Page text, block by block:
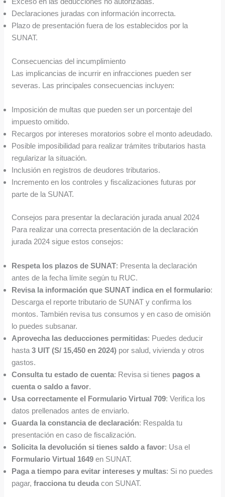
Declaraciones juradas con información incorrecta.
Plazo de presentación fuera de los establecidos por la
SUNAT.
Consecuencias del incumplimiento
Las implicancias de incurrir en infracciones pueden ser
severas. Las principales consecuencias incluyen:
Imposición de multas que pueden ser un porcentaje del
impuesto omitido.
Recargos por intereses moratorios sobre el monto adeudado.
Posible imposibilidad para realizar trámites tributarios hasta
regularizar la situación.
Inclusión en registros de deudores tributarios.
Incremento en los controles y fiscalizaciones futuras por
parte de la SUNAT.
Consejos para presentar la declaración jurada anual 2024
Para realizar una correcta presentación de la declaración
jurada 2024 sigue estos consejos:
Respeta los plazos de SUNAT: Presenta la declaración
antes de la fecha límite según tu RUC.
Revisa la información que SUNAT indica en el formulario:
Descarga el reporte tributario de SUNAT y confirma los
montos. También revisa tus consumos y en caso de omisión
lo puedes subsanar.
Aprovecha las deducciones permitidas: Puedes deducir
hasta3 UIT (S/ 15,450 en 2024) por salud, vivienda y otros
gastos.
Consulta tu estado de cuenta: Revisa si tienes pagos a
cuenta o saldo a favor.
Usa correctamente el Formulario Virtual 709: Verifica los
datos prellenados antes de enviarlo.
Guarda la constancia de declaración: Respalda tu
presentación en caso de fiscalización.
Solicita la devolución si tienes saldo a favor: Usa el
Formulario Virtual 1649 en SUNAT.
Paga a tiempo para evitar intereses y multas: Si no puedes
pagar,fracciona tu deuda con SUNAT.